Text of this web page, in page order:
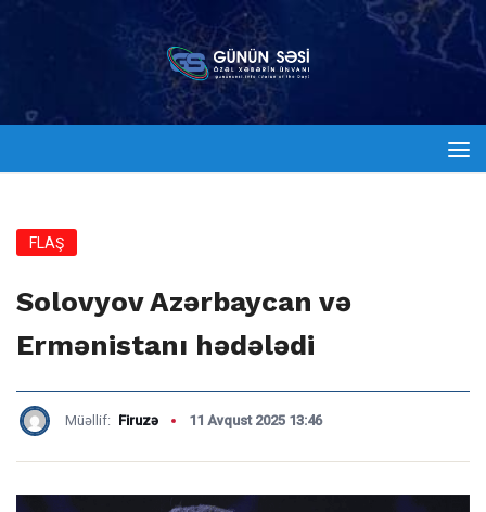
FLAŞ
Solovyov Azərbaycan və
Ermənistanı hədələdi
Müəllif: Firuzə 11 Avqust 2025 13:46